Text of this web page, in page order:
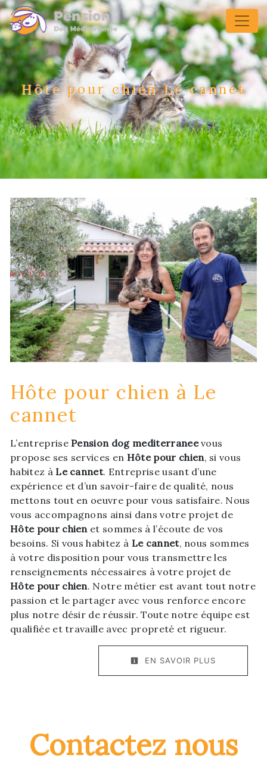
Panneau de gestion des cookies
Hôte pour chien Le cannet
Hôte pour chien à Le
cannet
L’entreprisePension dog mediterraneevous
propose ses services en Hôte pour chien, si vous
habitez àLe cannet. Entreprise usant d’une
expérience et d’un savoir-faire de qualité, nous
mettons tout en oeuvre pour vous satisfaire. Nous
vous accompagnons ainsi dans votre projet de
Hôte pour chienet sommes à l’écoute de vos
besoins. Si vous habitez à Le cannet, nous sommes
à votre disposition pour vous transmettre les
renseignements nécessaires à votre projet de
Hôte pour chien. Notre métier est avant tout notre
passion et le partager avec vous renforce encore
plus notre désir de réussir. Toute notre équipe est
qualifiée et travaille avec propreté et rigueur.
EN SAVOIR PLUS
Contactez nous